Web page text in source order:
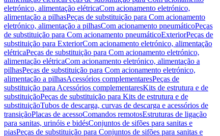
eletrónico, alimentação elétricaCom acionamento eletrónico,
alimentação a pilhasPeças de substituição para Com acionamento
eletrónico, alimentação a pilhasCom acionamento pneumáticoPeças
de substituição para Com acionamento pneumáticoExteriorPeças de
substituição para ExteriorCom acionamento eletrónico, alimentação
elétricaPeças de substituição para Com acionamento eletrónico,
alimentação elétricaCom acionamento eletrónico, alimentação a
pilhasPeças de substituição para Com acionamento eletrónico,
alimentação a pilhasAcessórios complementaresPeças de
substituição para Acessórios complementaresKits de estrutura e de
substituiçãoPeças de substituição para Kits de estrutura e de
substituiçãoTubos de descarga, curvas de descarga e acessórios de
transiçãoPlacas de acessoComandos remotosEstruturas de ligação
para sanitas, urinóis e bidésConjuntos de sifões para sanitas e
piasPeças de substituição para Conjuntos de sifões para sanitas e